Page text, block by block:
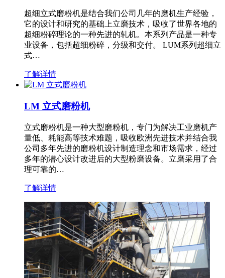
超细立式磨粉机是结合我们公司几年的磨机生产经验，
它的设计和研究的基础上立磨技术，吸收了世界各地的
超细粉碎理论的一种先进的轧机。本系列产品是一种专
业设备，包括超细粉碎，分级和交付。 LUM系列超细立
式…
了解详情
LM 立式磨粉机
立式磨粉机是一种大型磨粉机，专门为解决工业磨机产
量低、耗能高等技术难题，吸收欧洲先进技术并结合我
公司多年先进的磨粉机设计制造理念和市场需求，经过
多年的潜心设计改进后的大型粉磨设备。立磨采用了合
理可靠的…
了解详情